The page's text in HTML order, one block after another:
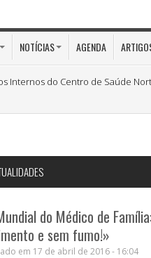
NOTÍCIAS AGENDA
Internos do Centro de Saúde
do Médico de
e sem fumo!»
em 17 de abril de 2016 - 16:04